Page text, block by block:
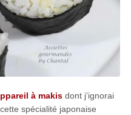
à makisdont j’ignorai
spécialité japonaise